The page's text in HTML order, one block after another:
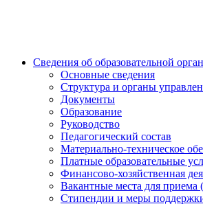
Сведения об образовательной
Основные сведения
Структура и органы
Документы
Образование
Руководство
Педагогический состав
Материально-техническое
Платные образовательные
Финансово-хозяйственная
Вакантные места для приема
Стипендии и меры